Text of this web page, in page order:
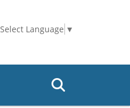
Select Language ▼